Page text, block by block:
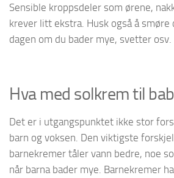
Sensible kroppsdeler som ørene,
krever litt ekstra. Husk også å smøre
dagen om du bader mye, svetter osv.
Hva med solkrem til
Det er i utgangspunktet ikke stor
barn og voksen. Den viktigste
barnekremer tåler vann bedre, noe
når barna bader mye. Barnekremer